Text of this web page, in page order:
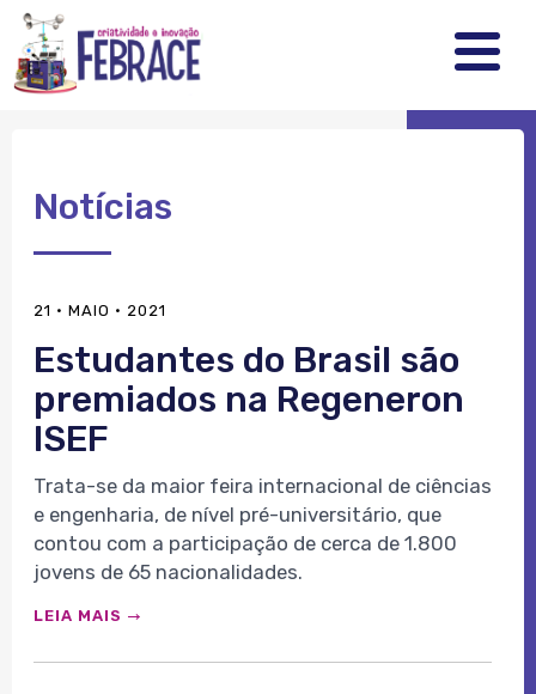
FEBRRACE
.
.
.
Notícias
21 · MAIO · 2021
Estudantes do Brasil são
premiados na Regeneron
ISEF
Trata-se da maior feira internacional de ciências
e engenharia, de nível pré-universitário, que
contou com a participação de cerca de 1.800
jovens de 65 nacionalidades.
LEIA MAIS